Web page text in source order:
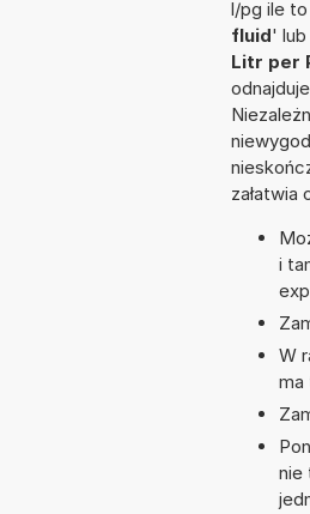
l/pg ile
fluid'
Litr per
załatwia
i
W
ma
nie